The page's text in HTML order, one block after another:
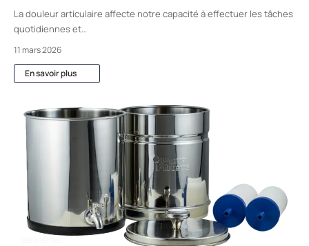
La douleur articulaire affecte notre capacité à effectuer les tâches
quotidiennes et…
11 mars 2026
En savoir plus
BIEN-ÊTRE